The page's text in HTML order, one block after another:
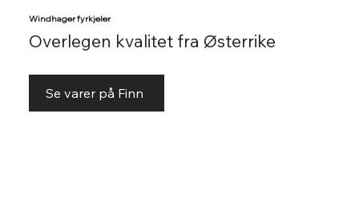
Se varer på Finn
Overlegen kvalitet fra Østerrike
Windhager fyrkjeler